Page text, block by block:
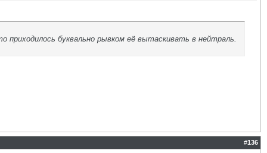
приходилось буквально рывком её вытаскивать в нейтраль.
#136